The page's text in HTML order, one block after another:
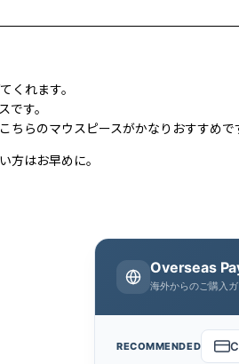
くれます。
す。
らのマウスピースがかなりおすすめで
方はお早めに。
Overseas
海外からのご購入
RECOMMENDED